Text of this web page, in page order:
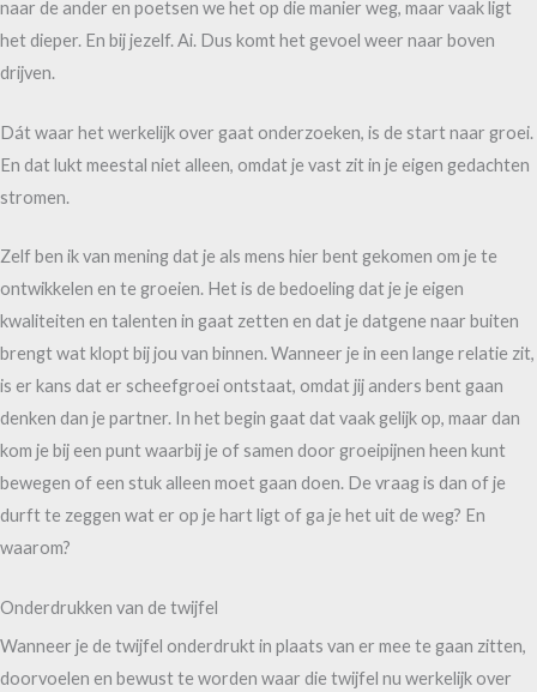
naar de ander en poetsen we het op die manier weg, maar vaak ligt
het dieper. En bij jezelf. Ai. Dus komt het gevoel weer naar boven
drijven.
Dát waar het werkelijk over gaat onderzoeken, is de start naar groei.
En dat lukt meestal niet alleen, omdat je vast zit in je eigen gedachten
stromen.
Zelf ben ik van mening dat je als mens hier bent gekomen om je te
ontwikkelen en te groeien. Het is de bedoeling dat je je eigen
kwaliteiten en talenten in gaat zetten en dat je datgene naar buiten
brengt wat klopt bij jou van binnen. Wanneer je in een lange relatie zit,
is er kans dat er scheefgroei ontstaat, omdat jij anders bent gaan
denken dan je partner. In het begin gaat dat vaak gelijk op, maar dan
kom je bij een punt waarbij je of samen door groeipijnen heen kunt
bewegen of een stuk alleen moet gaan doen. De vraag is dan of je
durft te zeggen wat er op je hart ligt of ga je het uit de weg? En
waarom?
Onderdrukken van de twijfel
Wanneer je de twijfel onderdrukt in plaats van er mee te gaan zitten,
doorvoelen en bewust te worden waar die twijfel nu werkelijk over